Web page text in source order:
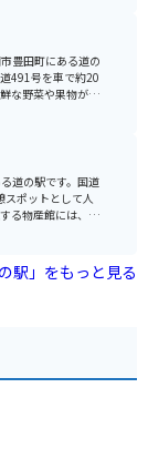
れているので安心
も人気のルートな
いでしょう。道の
などの観光スポッ
豊田町にある道の
、地元産の食材
スポットも充実し
動車道を降りて
が続きます。特に
おすすめのエリ
す。
道の駅です。国道
スポットとして人
を使った加工品
の唐揚げ定食」
で訪れ
少し足を延ばせ
る「周防大島」
焼野」など、観光
駅」をもっと見る